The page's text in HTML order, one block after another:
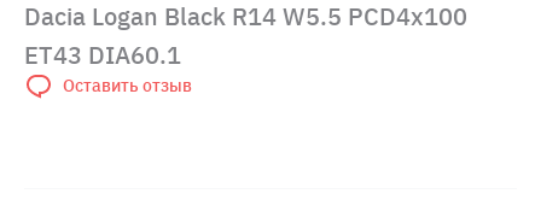
Dacia Logan Black R14 W5.5 PCD4x100
ET43 DIA60.1
Оставить отзыв